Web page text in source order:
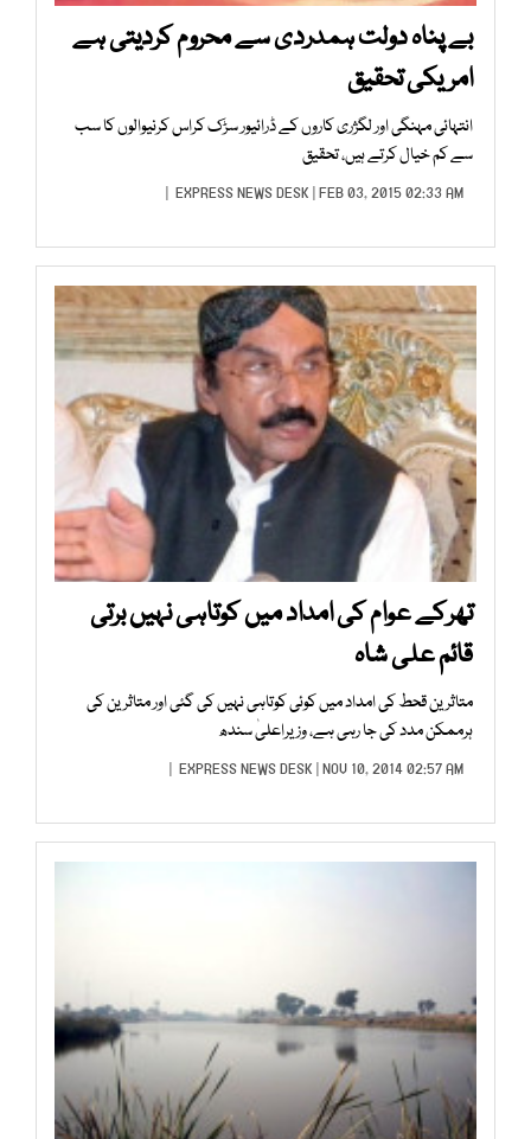
بے پناہ دولت ہمدردی سے محروم کردیتی ہے
امریکی تحقیق
انتہائی مہنگی اور لگژری کاروں کے ڈرائیور سڑک کراس کرنیوالوں کا سب
سے کم خیال کرتے ہیں، تحقیق
EXPRESS NEWS DESK | FEB 03, 2015 02:33 AM |
تھرکے عوام کی امداد میں کوتاہی نہیں برتی
قائم علی شاہ
متاثرین قحط کی امداد میں کوئی کوتاہی نہیں کی گئی اور متاثرین کی
ہرممکن مدد کی جا رہی ہے، وزیراعلیٰ سندھ
EXPRESS NEWS DESK | NOV 10, 2014 02:57 AM |